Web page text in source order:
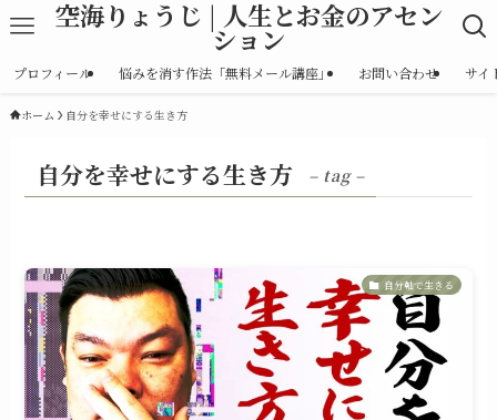
空海りょうじ | 人生とお金のアセン
ション
プロフィール 悩みを消す作法「無料メール講座」 お問い合わせ サイ
ホーム 自分を幸せにする生き方
自分を幸せにする生き方 – tag –
自分軸で生きる